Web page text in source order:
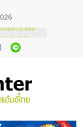
ยที่ไหนดี?
และตอบ
ารสถานี
นนี่